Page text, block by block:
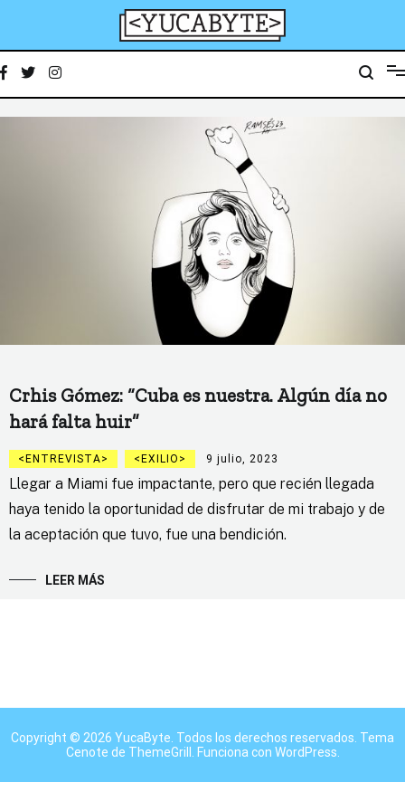
YucaByte
Crhis Gómez: “Cuba es nuestra. Algún día no
hará falta huir”
ENTREVISTA EXILIO 9 julio, 2023
Llegar a Miami fue impactante, pero que recién llegada
haya tenido la oportunidad de disfrutar de mi trabajo y de
la aceptación que tuvo, fue una bendición.
LEER MÁS
Copyright © 2026 YucaByte . Todos los derechos reservados. Tema
Cenote de ThemeGrill. Funciona con WordPress